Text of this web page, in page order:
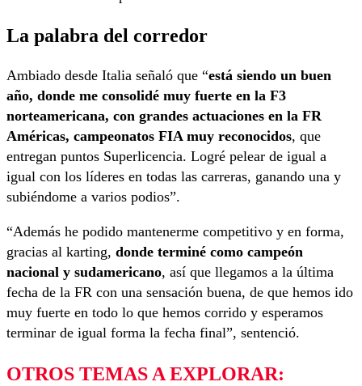
La palabra del corredor
Ambiado desde Italia señaló que “está siendo un buen
año, donde me consolidé muy fuerte en la F3
norteamericana, con grandes actuaciones en la FR
Américas, campeonatos FIA muy reconocidos, que
entregan puntos Superlicencia. Logré pelear de igual a
igual con los líderes en todas las carreras, ganando una y
subiéndome a varios podios”.
“Además he podido mantenerme competitivo y en forma,
gracias al karting, donde terminé como campeón
nacional y sudamericano, así que llegamos a la última
fecha de la FR con una sensación buena, de que hemos ido
muy fuerte en todo lo que hemos corrido y esperamos
terminar de igual forma la fecha final”, sentenció.
OTROS TEMAS A EXPLORAR: